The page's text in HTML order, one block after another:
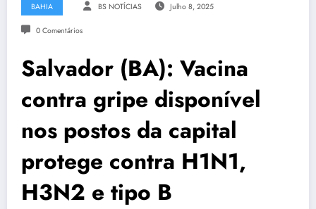
BAHIA BS NOTÍCIAS Julho 8, 2025
0 Comentários
Salvador (BA): Vacina
contra gripe disponível
nos postos da capital
protege contra H1N1,
H3N2 e tipo B